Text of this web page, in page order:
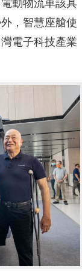
動物流車該具
，智慧座艙使
電子科技產業